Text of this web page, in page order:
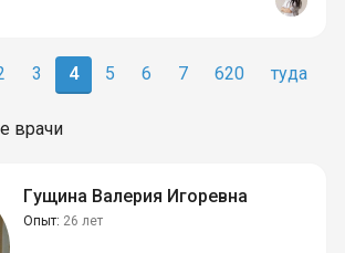
3 4 5 6 7 620 туда
врачи
Гущина Валерия Игоревна
Опыт 26 лет